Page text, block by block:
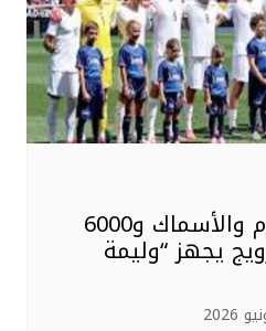
نصف طن من اللحوم والأسماك و6000
يجهز “وليمة